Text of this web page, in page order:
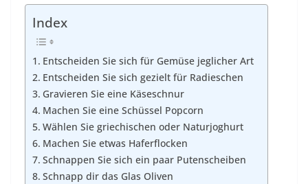
Index
Entscheiden Sie sich für Gemüse jeglicher Art
Entscheiden Sie sich gezielt für Radieschen
Gravieren Sie eine Käseschnur
Machen Sie eine Schüssel Popcorn
Wählen Sie griechischen oder Naturjoghurt
Machen Sie etwas Haferflocken
Schnappen Sie sich ein paar Putenscheiben
Schnapp dir das Glas Oliven